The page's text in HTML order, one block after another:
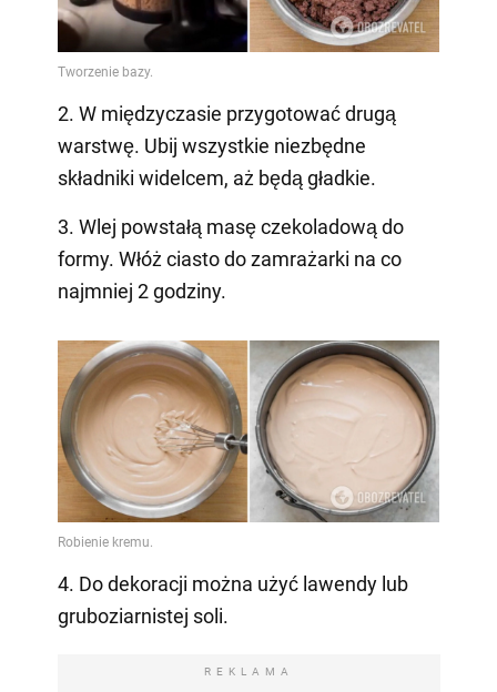
2. W międzyczasie przygotować drugą
warstwę. Ubij wszystkie niezbędne
składniki widelcem, aż będą gładkie.
3. Wlej powstałą masę czekoladową do
formy. Włóż ciasto do zamrażarki na co
najmniej 2 godziny.
4. Do dekoracji można użyć lawendy lub
gruboziarnistej soli.
REKLAMA